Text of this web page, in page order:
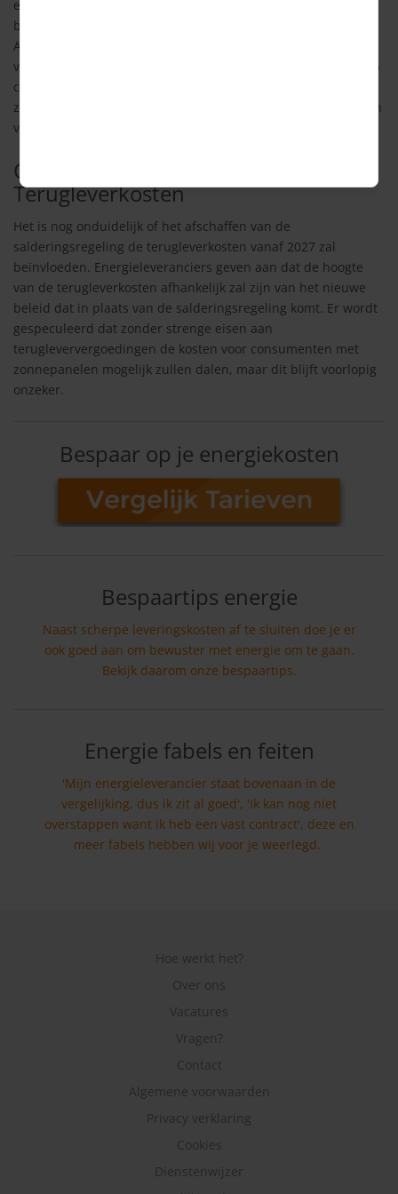
energiebedrijven noemt het schandalig en benadrukt de
behoefte aan stabiliteit en duidelijkheid voor consumenten.
Aan de andere kant ziet Energie-Nederland, de
vertegenwoordiger van energieleveranciers, voordelen in een
concrete einddatum voor de regeling. Zij stellen dat dit
zekerheid biedt voor zowel huidige als toekomstige eigenaren
van zonnepanelen.
Onzekere Toekomst voor
Terugleverkosten
Het is nog onduidelijk of het afschaffen van de
salderingsregeling de terugleverkosten vanaf 2027 zal
beïnvloeden. Energieleveranciers geven aan dat de hoogte
van de terugleverkosten afhankelijk zal zijn van het nieuwe
beleid dat in plaats van de salderingsregeling komt. Er wordt
gespeculeerd dat zonder strenge eisen aan
terugleververgoedingen de kosten voor consumenten met
zonnepanelen mogelijk zullen dalen, maar dit blijft voorlopig
onzeker.
Bespaar op je energiekosten
Bespaartips energie
Naast scherpe leveringskosten af te sluiten doe je er
ook goed aan om bewuster met energie om te gaan.
Bekijk daarom onze bespaartips.
Energie fabels en feiten
'Mijn energieleverancier staat bovenaan in de
vergelijking, dus ik zit al goed', 'Ik kan nog niet
overstappen want ik heb een vast contract', deze en
meer fabels hebben wij voor je weerlegd.
Hoe werkt het?
Over ons
Vacatures
Vragen?
Contact
Algemene voorwaarden
Privacy verklaring
Cookies
Dienstenwijzer